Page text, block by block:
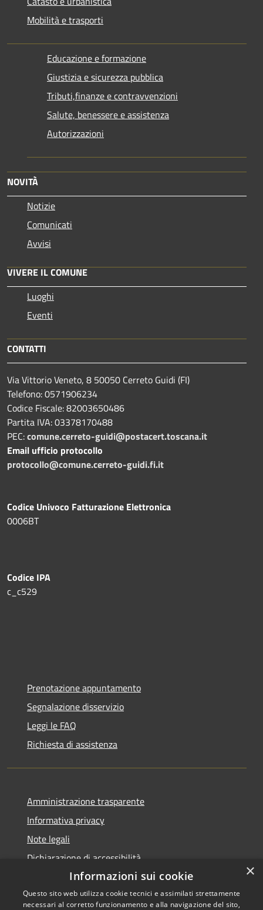
Mobilità e trasporti
Educazione e formazione
Giustizia e sicurezza pubblica
Tributi,finanze e contravvenzioni
Salute, benessere e assistenza
Autorizzazioni
NOVITÀ
Notizie
Comunicati
Avvisi
VIVERE IL COMUNE
Luoghi
Eventi
CONTATTI
Via Vittorio Veneto, 8 50050 Cerreto Guidi (FI)
Telefono: 0571906234
Codice Fiscale: 82003650486
Partita IVA: 03378170488
PEC:comune.cerreto-guidi@postacert.toscana.it
Email ufficio protocollo
protocollo@comune.cerreto-guidi.fi.it
Codice Univoco Fatturazione Elettronica
0006BT
Codice IPA
c_c529
Prenotazione appuntamento
Segnalazione disservizio
Leggi le FAQ
Richiesta di assistenza
Amministrazione trasparente
Informativa privacy
Note legali
Dichiarazione di accessibilità
×
Informazioni sui cookie
Questo sito web utilizza cookie tecnici e assimilati strettamente
necessari al corretto funzionamento e alla navigazione del sito,